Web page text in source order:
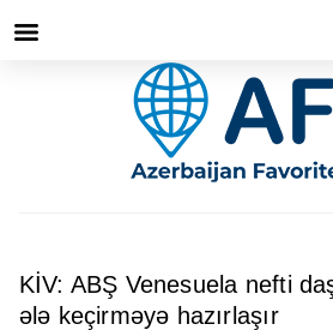
KİV: ABŞ Venesuela nefti
ələ keçirməyə hazırlaşır